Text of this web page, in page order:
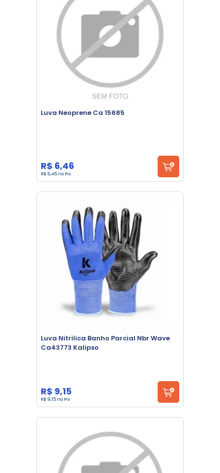
Luva Neoprene Ca 15685
R$ 6,46
R$ 6,46 no Pix
Luva Nitrilica Banho Parcial Nbr Wave
Ca43773 Kalipso
R$ 9,15
R$ 9,15 no Pix